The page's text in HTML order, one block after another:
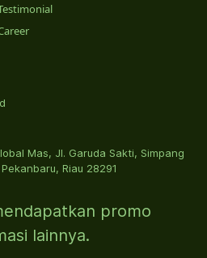
Mas, Jl. Garuda Sakti, Simpang
Riau 28291
promo
lainnya.